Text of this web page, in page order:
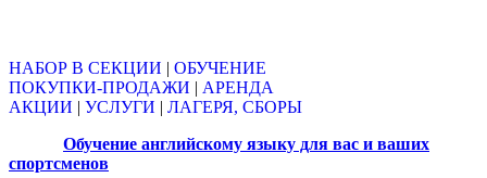
НАБОР В СЕКЦИИ | ОБУЧЕНИЕ
ПОКУПКИ-ПРОДАЖИ | АРЕНДА
АКЦИИ | УСЛУГИ | ЛАГЕРЯ, СБОРЫ
Обучение английскому языку для вас и ваших
спортсменов